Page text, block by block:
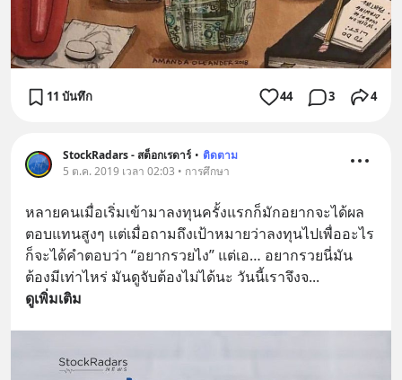
11 บันทึก 44 3 4
StockRadars - สต็อกเรดาร์ • ติดตาม
5 ต.ค. 2019 เวลา 02:03 • การศึกษา
หลายคนเมื่อเริ่มเข้ามาลงทุนครั้งแรกก็มักอยากจะได้ผล
ตอบแทนสูงๆ แต่เมื่อถามถึงเป้าหมายว่าลงทุนไปเพื่ออะไร
ก็จะได้คำตอบว่า “อยากรวยไง” แต่เอ… อยากรวยนี่มัน
ต้องมีเท่าไหร่ มันดูจับต้องไม่ได้นะ วันนี้เราจึงจ...
ดูเพิ่มเติม